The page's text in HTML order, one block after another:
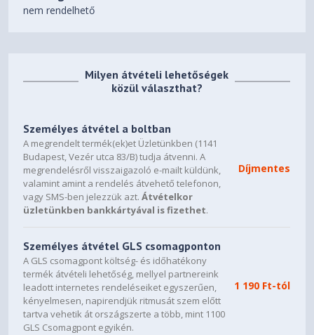
4x, Array
Power Adapter 100W USB-C® Slim (3-pin)
DESIGN
Display
14.5" 3K (2944x1840) OLED
1000nits (peak) / 500nits
(typical) Glossy, 100% DCI-P3,
90Hz, Eyesafe®, Dolby Vision®,
DisplayHDR™ True Black 600,
Glass, X-Rite®, PureSight Pro
Touchscreen None
Color Calibration Factory Color Calibration
nem rendelhető
Milyen átvételi lehetőségek
közül választhat?
Személyes átvétel a boltban
A megrendelt termék(ek)et Üzletünkben (1141
Budapest, Vezér utca 83/B) tudja átvenni. A
megrendelésről visszaigazoló e-mailt küldünk,
valamint amint a rendelés átvehető telefonon,
vagy SMS-ben jelezzük azt.Átvételkor
üzletünkben bankkártyával is fizethet.
Díjmentes
Személyes átvétel GLS csomagponton
A GLS csomagpont költség- és időhatékony
termék átvételi lehetőség, mellyel partnereink
leadott internetes rendeléseiket egyszerűen,
kényelmesen, napirendjük ritmusát szem előtt
tartva vehetik át országszerte a több, mint 1100
GLS Csomagpont egyikén.
1 190 Ft-tól